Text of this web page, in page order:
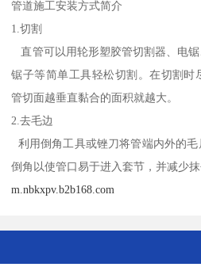
管道施工安装方式简介
1.切割
直管可以用轮形塑胶管切割器、电
锯子等简单工具轻松切割。在切割时
管切面越垂直黏合的面积就越大。
2.去毛边
利用倒角工具或锉刀将管端内外的
倒角以使管口易于进入套节，并减少
m.nbkxpv.b2b168.com